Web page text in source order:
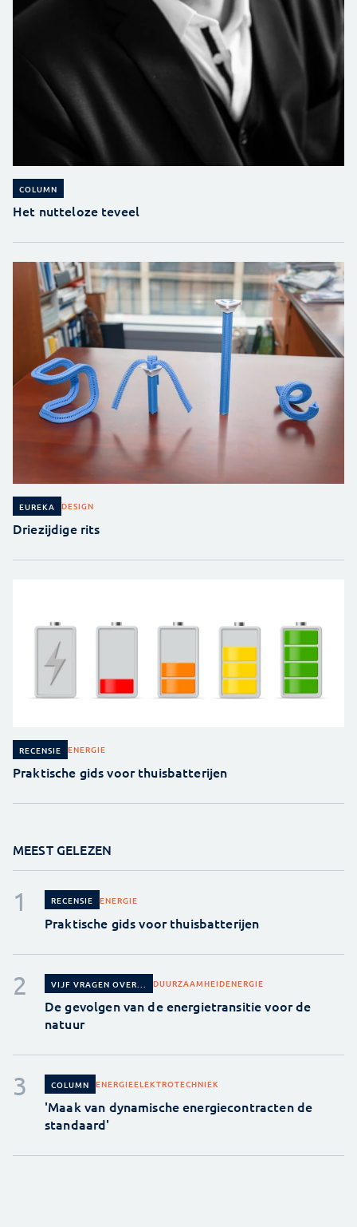
COLUMN
Het nutteloze teveel
EUREKA DESIGN
Driezijdige rits
RECENSIE ENERGIE
Praktische gids voor thuisbatterijen
MEEST GELEZEN
RECENSIE ENERGIE
Praktische gids voor thuisbatterijen
VIJF VRAGEN OVER... DUURZAAMHEIDENERGIE
De gevolgen van de energietransitie voor de
natuur
COLUMN ENERGIEELEKTROTECHNIEK
'Maak van dynamische energiecontracten de
standaard'